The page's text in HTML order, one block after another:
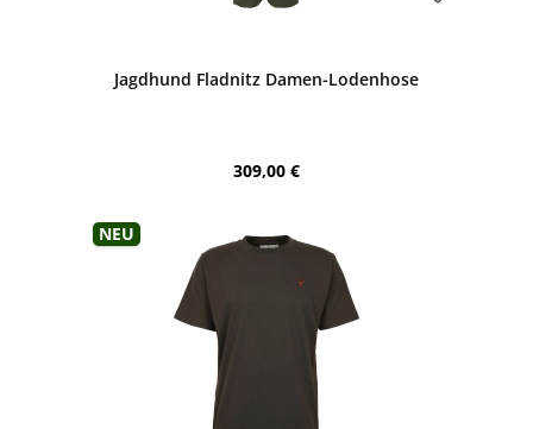
Jagdhund Fladnitz Damen-Lodenhose
Regulärer Preis:
309,00 €
Neu